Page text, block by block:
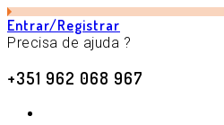
Entrar/Registrar
Precisa de ajuda ?
+351 962 068 967